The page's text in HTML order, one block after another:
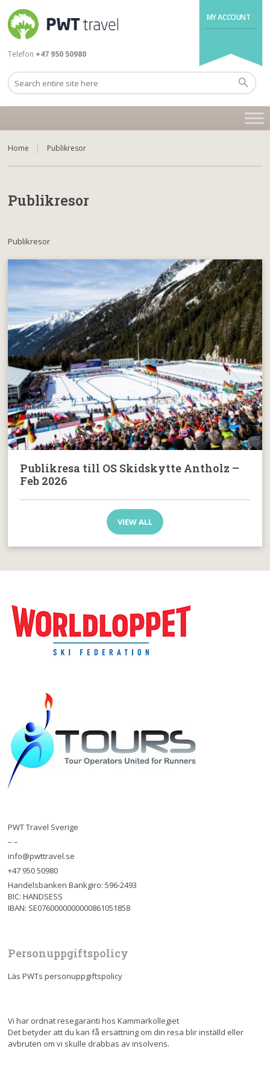
MY ACCOUNT
Telefon +47 950 50980
Home Publikresor
Publikresor
Publikresor
Publikresa till OS Skidskytte Antholz –
Feb 2026
VIEW ALL
PWT Travel Sverige
– –
info@pwttravel.se
+47 950 50980
Handelsbanken Bankgiro: 596-2493
BIC: HANDSESS
IBAN: SE0760000000000861051858
Personuppgiftspolicy
Läs PWTs personuppgiftspolicy
Vi har ordnat resegaranti hos Kammarkollegiet
Det betyder att du kan få ersättning om din resa blir inställd eller
avbruten om vi skulle drabbas av insolvens.